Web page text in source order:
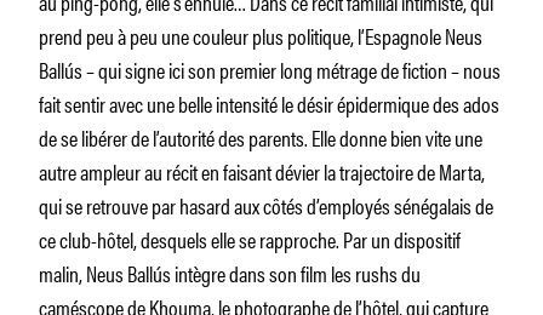
prend peu à peu une couleur plus politique, l’Espagnole Neus
Ballús – qui signe ici son premier long métrage de fiction – nous
fait sentir avec une belle intensité le désir épidermique des ados
de se libérer de l’autorité des parents. Elle donne bien vite une
autre ampleur au récit en faisant dévier la trajectoire de Marta,
qui se retrouve par hasard aux côtés d’employés sénégalais de
ce club-hôtel, desquels elle se rapproche. Par un dispositif
malin, Neus Ballús intègre dans son film les rushs du
caméscope de Khouma, le photographe de l’hôtel, qui capture